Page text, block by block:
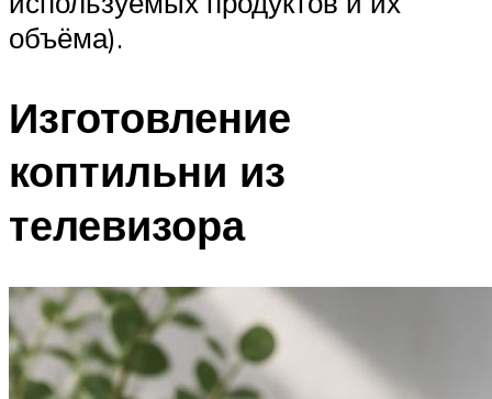
объёма).
Изготовление
коптильни из
телевизора